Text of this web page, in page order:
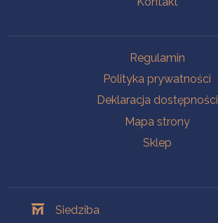
Regulamin
Polityka prywatności
Deklaracja dostępności
Mapa strony
Sklep
Siedziba